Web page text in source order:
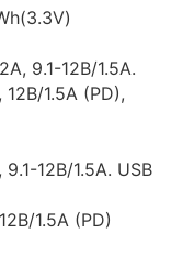
9.1-12В/1.5A.
1.5A (PD),
12В/1.5A. USB
1.5A (PD)